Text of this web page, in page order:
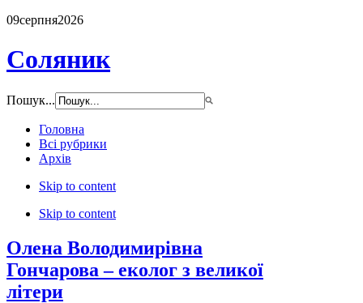
09серпня2026
Соляник
Пошук...
Головна
Всі рубрики
Архів
Skip to content
Skip to content
Олена Володимирівна
Гончарова – еколог з великої
літери